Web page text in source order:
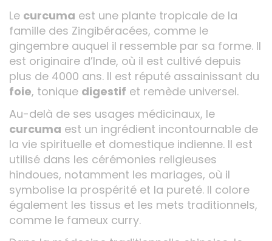
Le curcuma est une plante tropicale de la
famille des Zingibéracées, comme le
gingembre auquel il ressemble par sa forme. Il
est originaire d’Inde, où il est cultivé depuis
plus de 4000 ans. Il est réputé assainissant du
foie, tonique digestif et remède universel.
Au-delà de ses usages médicinaux, le
curcuma est un ingrédient incontournable de
la vie spirituelle et domestique indienne. Il est
utilisé dans les cérémonies religieuses
hindoues, notamment les mariages, où il
symbolise la prospérité et la pureté. Il colore
également les tissus et les mets traditionnels,
comme le fameux curry.